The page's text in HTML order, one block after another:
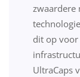
zwaardere
dit op
UltraCaps